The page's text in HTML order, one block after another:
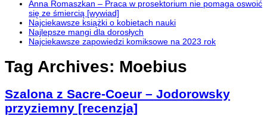
Anna Romaszkan – Praca w prosektorium nie pomaga oswoić
się ze śmiercią [wywiad]
Najciekawsze książki o kobietach nauki
Najlepsze mangi dla dorosłych
Najciekawsze zapowiedzi komiksowe na 2023 rok
Tag Archives: Moebius
Szalona z Sacre-Coeur – Jodorowsky
przyziemny [recenzja]